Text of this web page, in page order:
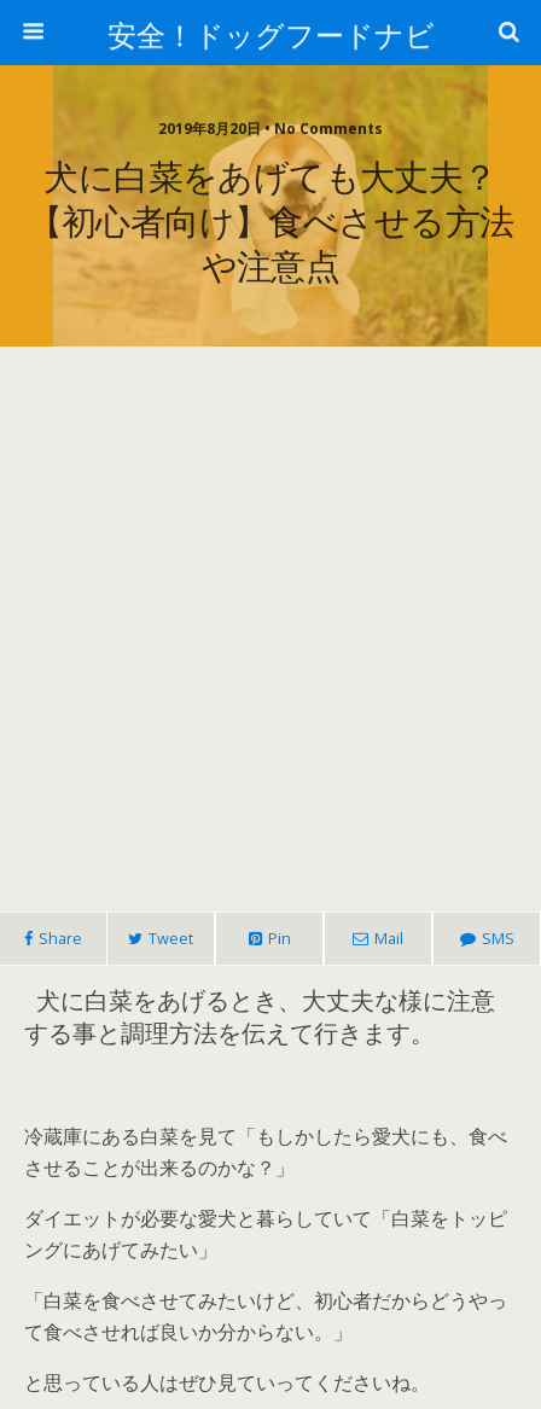
安全！ドッグフードナビ
2019年8月20日 • No Comments
犬に白菜をあげても大丈夫？
【初心者向け】食べさせる方法
や注意点
Share Tweet Pin Mail SMS
犬に白菜をあげるとき、大丈夫な様に注意
する事と調理方法を伝えて行きます。
冷蔵庫にある白菜を見て「もしかしたら愛犬にも、食べ
させることが出来るのかな？」
ダイエットが必要な愛犬と暮らしていて「白菜をトッピ
ングにあげてみたい」
「白菜を食べさせてみたいけど、初心者だからどうやっ
て食べさせれば良いか分からない。」
と思っている人はぜひ見ていってくださいね。